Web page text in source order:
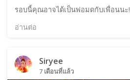
รอบนี้คุณอาจได้เป็นพ่อมดกับเพื่อนนะ!
อ่านต่อ
Siryee
7 เดือนที่แล้ว